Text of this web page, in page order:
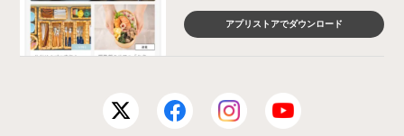
アプリストアでダウンロード